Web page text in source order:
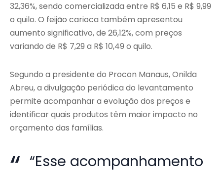
32,36%, sendo comercializada entre R$ 6,15 e R$ 9,99
o quilo. O feijão carioca também apresentou
aumento significativo, de 26,12%, com preços
variando de R$ 7,29 a R$ 10,49 o quilo.
Segundo a presidente do Procon Manaus, Onilda
Abreu, a divulgação periódica do levantamento
permite acompanhar a evolução dos preços e
identificar quais produtos têm maior impacto no
orçamento das famílias.
“Esse acompanhamento